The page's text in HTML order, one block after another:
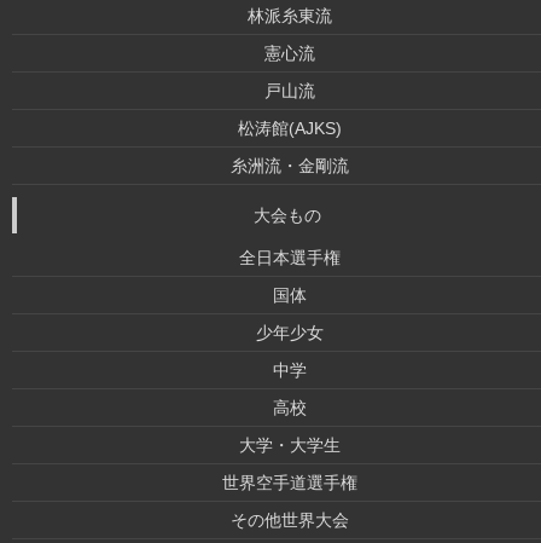
林派糸東流
憲心流
戸山流
松涛館(AJKS)
糸洲流・金剛流
大会もの
全日本選手権
国体
少年少女
中学
高校
大学・大学生
世界空手道選手権
その他世界大会